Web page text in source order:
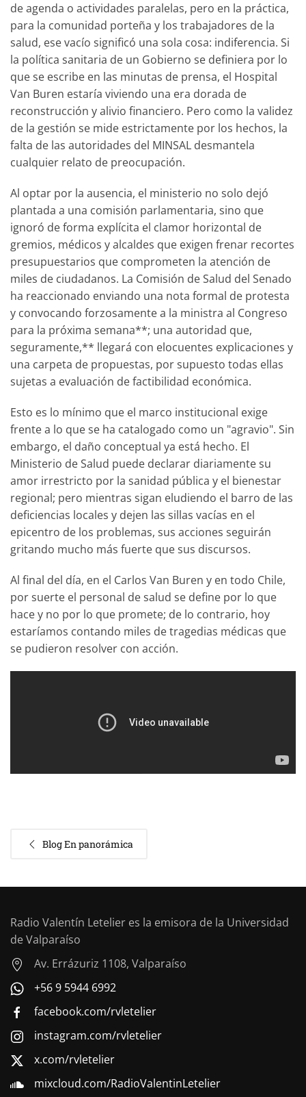
de agenda o actividades paralelas, pero en la práctica,
para la comunidad porteña y los trabajadores de la
salud, ese vacío significó una sola cosa: indiferencia. Si
la política sanitaria de un Gobierno se definiera por lo
que se escribe en las minutas de prensa, el Hospital
Van Buren estaría viviendo una era dorada de
reconstrucción y alivio financiero. Pero como la validez
de la gestión se mide estrictamente por los hechos, la
falta de las autoridades del MINSAL desmantela
cualquier relato de preocupación.
Al optar por la ausencia, el ministerio no solo dejó
plantada a una comisión parlamentaria, sino que
ignoró de forma explícita el clamor horizontal de
gremios, médicos y alcaldes que exigen frenar recortes
presupuestarios que comprometen la atención de
miles de ciudadanos. La Comisión de Salud del Senado
ha reaccionado enviando una nota formal de protesta
y convocando forzosamente a la ministra al Congreso
para la próxima semana**; una autoridad que,
seguramente,** llegará con elocuentes explicaciones y
una carpeta de propuestas, por supuesto todas ellas
sujetas a evaluación de factibilidad económica.
Esto es lo mínimo que el marco institucional exige
frente a lo que se ha catalogado como un "agravio". Sin
embargo, el daño conceptual ya está hecho. El
Ministerio de Salud puede declarar diariamente su
amor irrestricto por la sanidad pública y el bienestar
regional; pero mientras sigan eludiendo el barro de las
deficiencias locales y dejen las sillas vacías en el
epicentro de los problemas, sus acciones seguirán
gritando mucho más fuerte que sus discursos.
Al final del día, en el Carlos Van Buren y en todo Chile,
por suerte el personal de salud se define por lo que
hace y no por lo que promete; de lo contrario, hoy
estaríamos contando miles de tragedias médicas que
se pudieron resolver con acción.
Blog En panorámica
Radio Valentín Letelier es la emisora de la Universidad
de Valparaíso
Av. Errázuriz 1108, Valparaíso
+56 9 5944 6992
facebook.com/rvletelier
instagram.com/rvletelier
x.com/rvletelier
mixcloud.com/RadioValentinLetelier